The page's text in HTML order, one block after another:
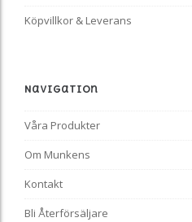
Köpvillkor & Leverans
Navigation
Våra Produkter
Om Munkens
Kontakt
Bli Återförsäljare